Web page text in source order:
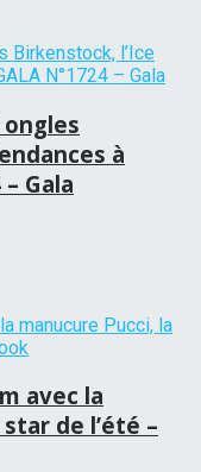
ongles
à
Gala
avec la
de l’été –